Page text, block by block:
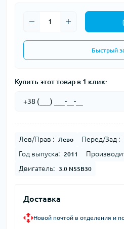
Быстрый
Купить этот товар в 1 клик:
Лев/Прав : Лево Перед/Зад :
Год выпуска: 2011
Двигатель: 3.0 N55B30
Доставка
Новой почтой в отделения и